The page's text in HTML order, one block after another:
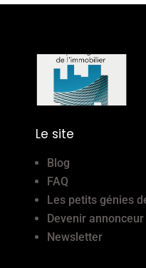
Le site
Blog
FAQ
Les petits génies
Devenir annonceur
Newsletter